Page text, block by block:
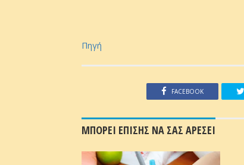
Πηγή
FACEBOOK
ΜΠΟΡΕΙ ΕΠΙΣΗΣ ΝΑ ΣΑΣ ΑΡΕΣΕΙ